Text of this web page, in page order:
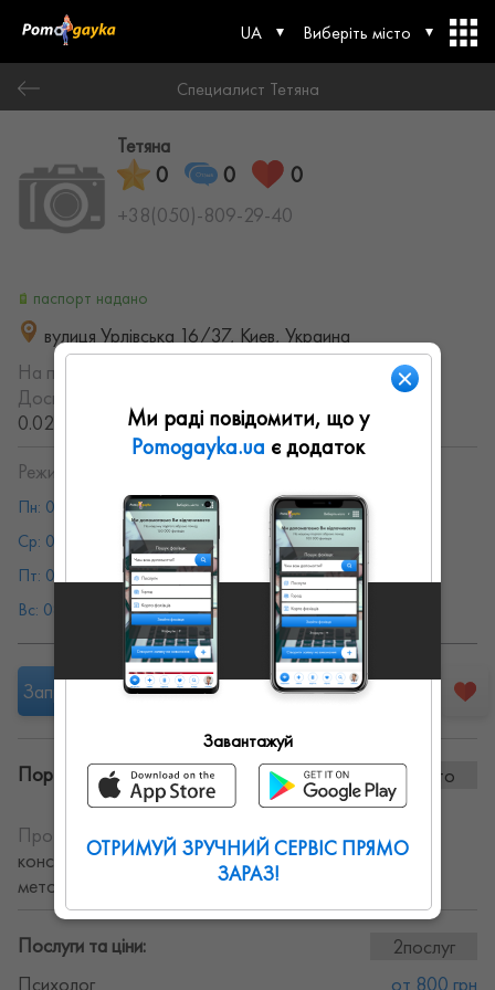
UA Виберіть місто
Специалист Тетяна
Тетяна
0 0 0
+38(050)-809-29-40
паспорт надано
вулиця Урлівська 16/37, Киев, Украина
На порталі з:
Досвід роботи:
с 2014 года (11.621539677408 лет,
0.020942653687825 месяцев)
Режим работы:
Пн: 08:00 - 19:00
Вт: 08:00 - 19:00
Ср: 08:00 - 19:00
Чт: 08:00 - 19:00
Пт: 08:00 - 19:00
Сб: 08:00 - 19:00
Вс: 08:00 - 19:00
Запропонувати роботу
Портфоліо винаних робіт: 0 фото
Про себе:Психолог-психотерапевт. Проводжу
консультації заочно та очно. Володію баготьма
методиками для вирішення питань.
Послуги та ціни:
2послуг
Психолог
от 800 грн
Ми раді повідомити, що у
Pomogayka.ua є додаток
Завантажуй
ОТРИМУЙ ЗРУЧНИЙ СЕРВІС ПРЯМО
ЗАРАЗ!